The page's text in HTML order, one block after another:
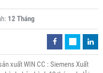
12 Tháng
xuất WIN CC : Siemens Xuất